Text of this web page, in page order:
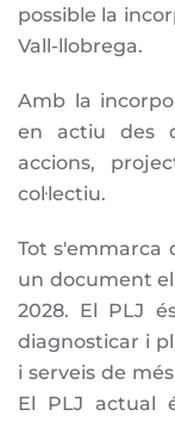
possible la
Vall-llobrega.
Amb la
en actiu des
accions,
col·lectiu.
Tot s'emmarca
un document
2028. El PLJ
diagnosticar i
i serveis de
El PLJ actual